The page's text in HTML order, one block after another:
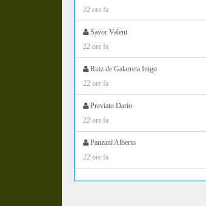
22 ore fa
Savor Valent
22 ore fa
Ruiz de Galarreta Inigo
22 ore fa
Previato Dario
22 ore fa
Panzani Alberto
22 ore fa